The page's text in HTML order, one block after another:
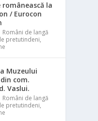
la
/ Eurocon
Români de langă
pretutindeni,
Muzeului
com.
Vaslui.
Români de langă
pretutindeni,